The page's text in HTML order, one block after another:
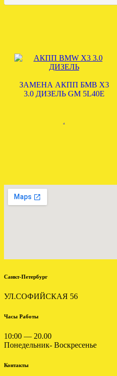
ЗАМЕНА АКПП БМВ Х3
3.0 ДИЗЕЛЬ GM 5L40E
.
ВАРИАТОР АУДИ А6 С6
ОТГРУЖЕНА
КОНТРАКТНАЯ МКПП
Санкт-Петербург
УЛ.СОФИЙСКАЯ 56
Часы Работы
10:00 — 20.00
Понедельник- Воскресенье
Контакты